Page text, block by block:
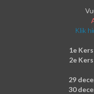
Klik
1e
2e
29
30